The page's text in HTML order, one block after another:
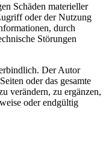
Schäden materieller
oder der Nutzung
durch
Störungen
Der Autor
oder das gesamte
verändern, zu ergänzen,
oder endgültig